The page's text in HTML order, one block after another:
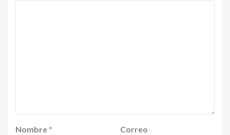
Nombre *
Correo